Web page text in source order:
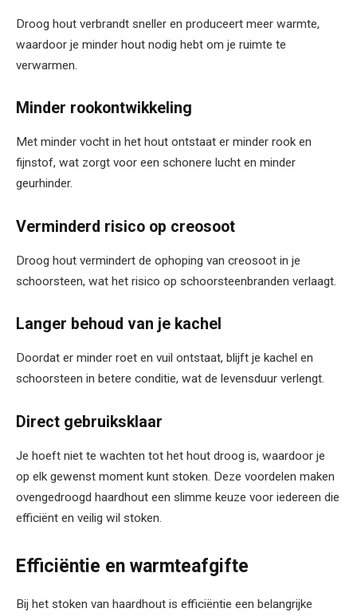
Droog hout verbrandt sneller en produceert meer warmte,
waardoor je minder hout nodig hebt om je ruimte te
verwarmen.
Minder rookontwikkeling
Met minder vocht in het hout ontstaat er minder rook en
fijnstof, wat zorgt voor een schonere lucht en minder
geurhinder.
Verminderd risico op creosoot
Droog hout vermindert de ophoping van creosoot in je
schoorsteen, wat het risico op schoorsteenbranden verlaagt.
Langer behoud van je kachel
Doordat er minder roet en vuil ontstaat, blijft je kachel en
schoorsteen in betere conditie, wat de levensduur verlengt.
Direct gebruiksklaar
Je hoeft niet te wachten tot het hout droog is, waardoor je
op elk gewenst moment kunt stoken. Deze voordelen maken
ovengedroogd haardhout een slimme keuze voor iedereen die
efficiënt en veilig wil stoken.
Efficiëntie en warmteafgifte
Bij het stoken van haardhout is efficiëntie een belangrijke